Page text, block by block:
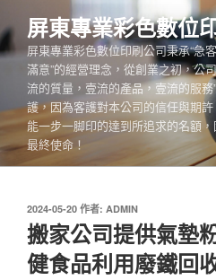
至
主
容
屏東專業彩色數位
屏東專業彩色數位印刷公司秉承“急
滿意”的經營理念，從創業之初，公
流的質量，壹流的產品，壹流的服
護，因為客護對本公司的信任與期
能一步一脚印的達到所追求的名額
最終使命！
發
佈
於
2024-05-20 作者: ADMIN
搬家公司提供氣墊
健食品利用廢鐵回